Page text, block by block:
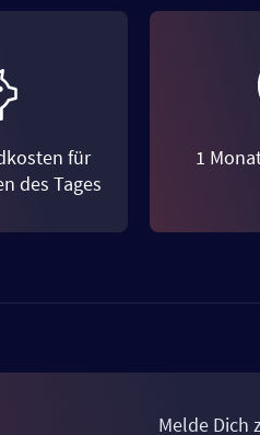
für
des Tages
1
Melde Dich